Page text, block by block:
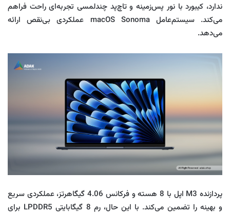
ندارد، کیبورد با نور پس‌زمینه و تاچ‌پد چندلمسی تجربه‌ای راحت فراهم
می‌کند. سیستم‌عامل macOS Sonoma عملکردی بی‌نقص ارائه
می‌دهد.
پردازنده M3 اپل با 8 هسته و فرکانس 4.06 گیگاهرتز، عملکردی سریع
و بهینه را تضمین می‌کند. با این حال، رم 8 گیگابایتی LPDDR5 برای